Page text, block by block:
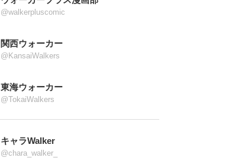
@walkerpluscomic
関西ウォーカー
@KansaiWalkers
東海ウォーカー
@TokaiWalkers
キャラWalker
@chara_walker_